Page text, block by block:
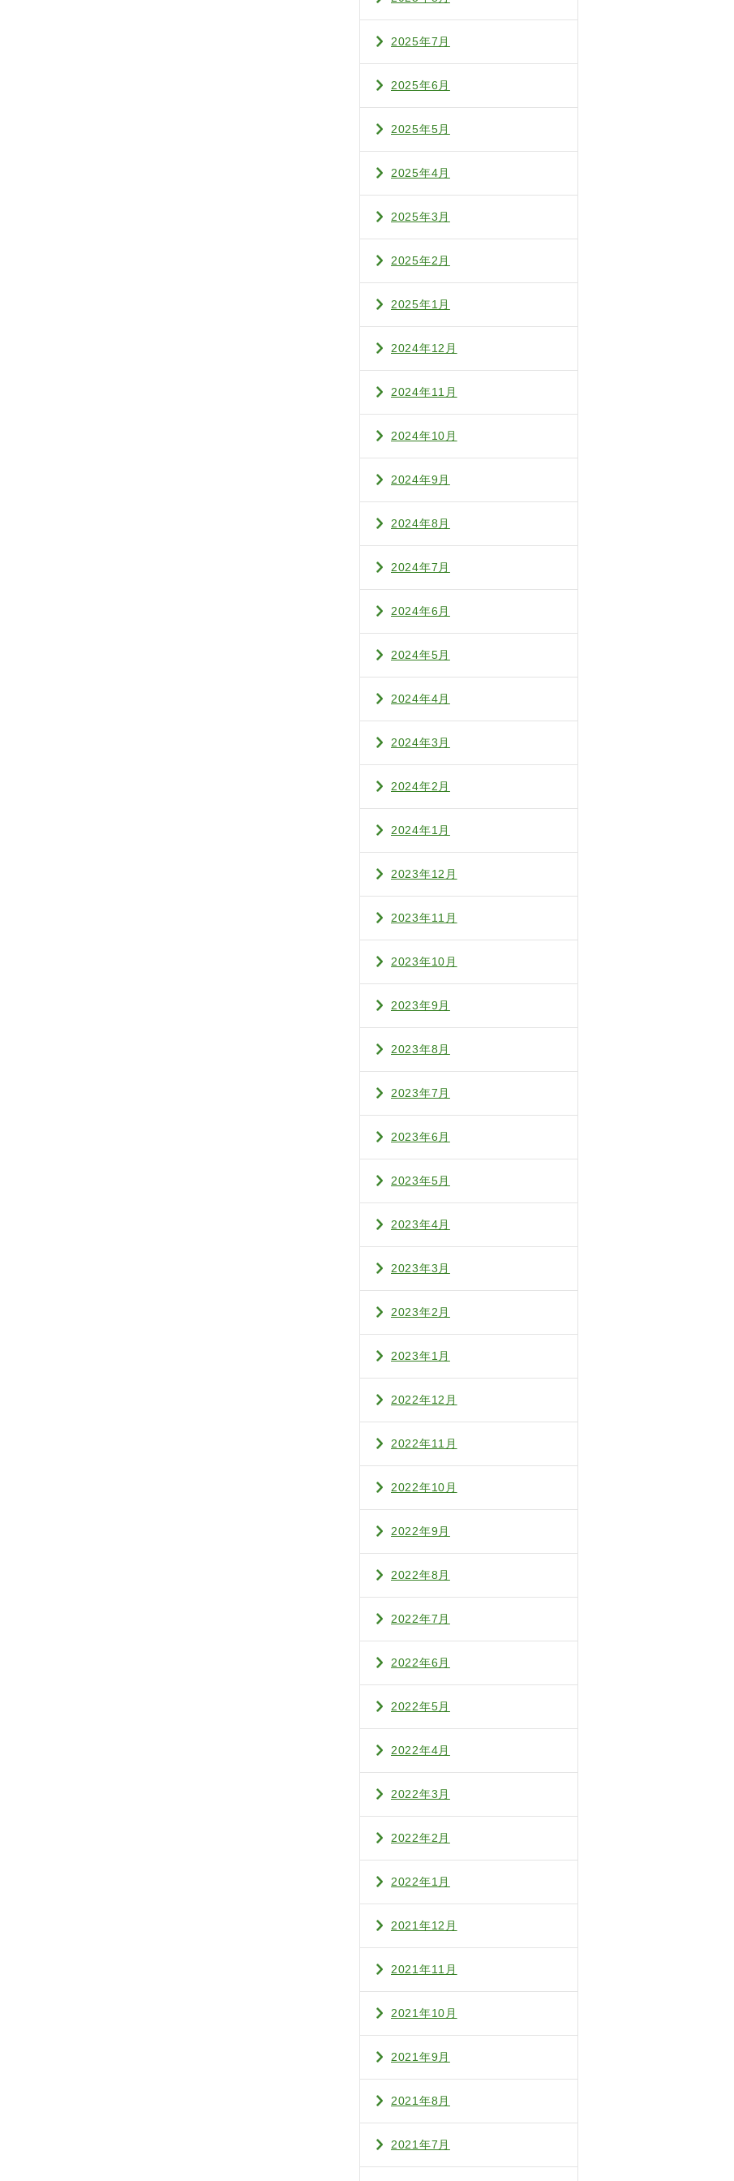
2025年7月
2025年6月
2025年5月
2025年4月
2025年3月
2025年2月
2025年1月
2024年12月
2024年11月
2024年10月
2024年9月
2024年8月
2024年7月
2024年6月
2024年5月
2024年4月
2024年3月
2024年2月
2024年1月
2023年12月
2023年11月
2023年10月
2023年9月
2023年8月
2023年7月
2023年6月
2023年5月
2023年4月
2023年3月
2023年2月
2023年1月
2022年12月
2022年11月
2022年10月
2022年9月
2022年8月
2022年7月
2022年6月
2022年5月
2022年4月
2022年3月
2022年2月
2022年1月
2021年12月
2021年11月
2021年10月
2021年9月
2021年8月
2021年7月